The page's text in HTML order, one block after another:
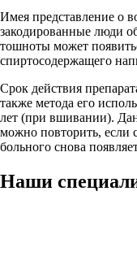
Имея представление о
закодированные люди
тошноты может
спиртосодержащего
Срок действия
также метода его
лет (при вшивании).
можно повторить, если
больного снова
Наши